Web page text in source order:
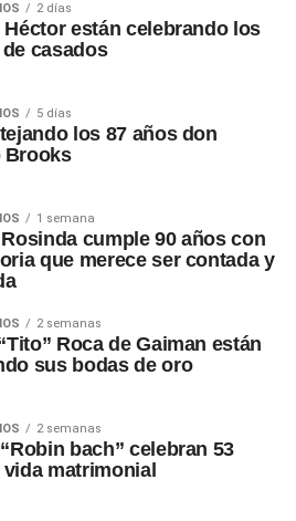
2 días
Héctor están celebrando los
casados
5 días
los 87 años don
Brooks
1 semana
cumple 90 años con
que merece ser contada y
2 semanas
Roca de Gaiman están
sus bodas de oro
2 semanas
bach” celebran 53
matrimonial